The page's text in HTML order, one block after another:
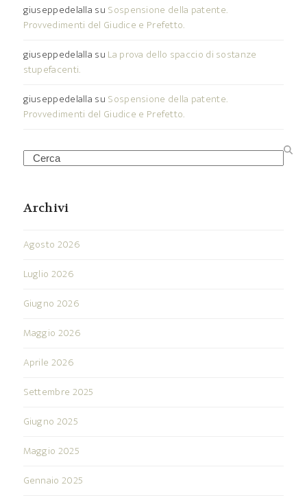
giuseppedelalla su Sospensione della patente.
Provvedimenti del Giudice e Prefetto.
giuseppedelalla su La prova dello spaccio di sostanze
stupefacenti.
giuseppedelalla su Sospensione della patente.
Provvedimenti del Giudice e Prefetto.
Search
Archivi
Agosto 2026
Luglio 2026
Giugno 2026
Maggio 2026
Aprile 2026
Settembre 2025
Giugno 2025
Maggio 2025
Gennaio 2025